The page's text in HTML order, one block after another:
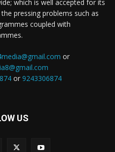
which is well accepted for its
pressing problems such as
coupled with
or
or 9243306874
US